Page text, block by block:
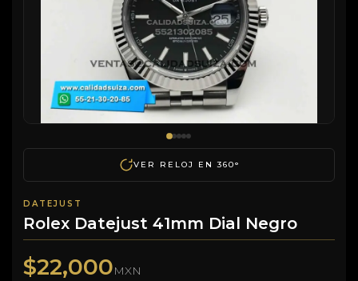
VER RELOJ EN 360°
DATEJUST
Rolex Datejust 41mm Dial Negro
$22,000MXN